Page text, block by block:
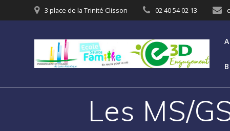
3 place de la Trinité Clisson 02 40 54 02 13
Les MS/